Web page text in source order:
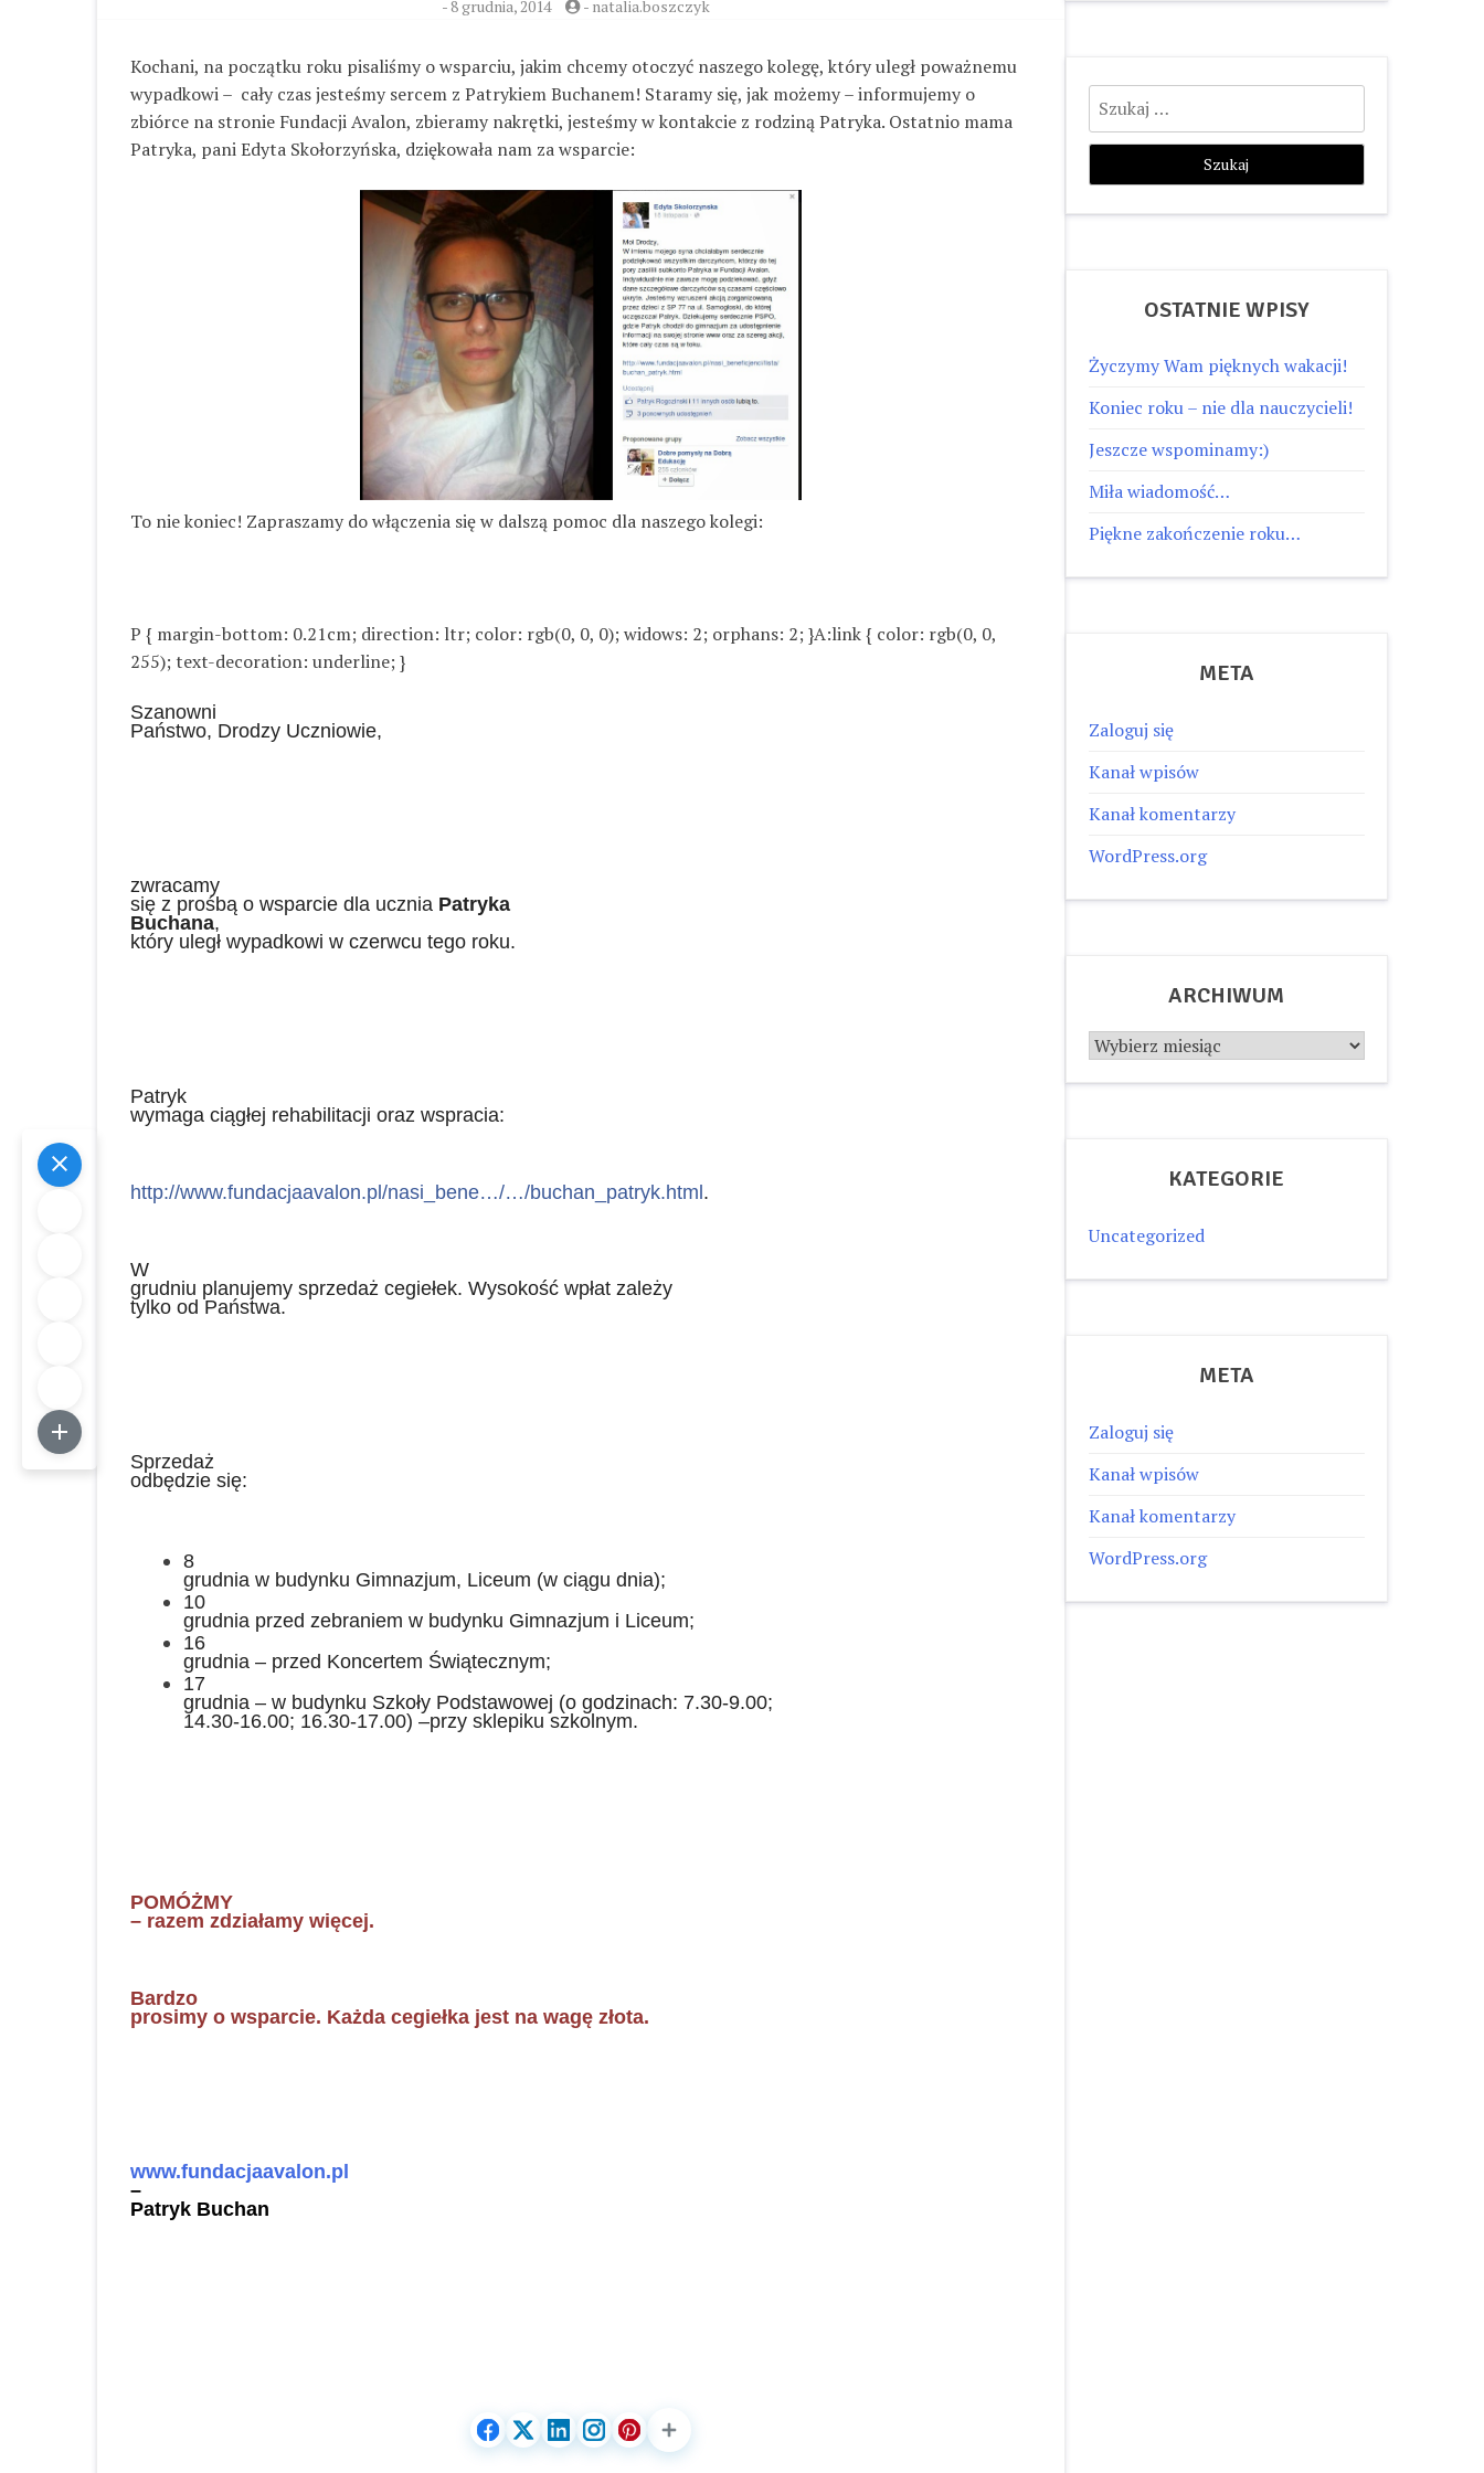
-8 grudnia, 2014 - natalia.boszczyk
Kochani, na początku roku pisaliśmy o wsparciu, jakim chcemy otoczyć naszego kolegę, który uległ poważnemu
wypadkowi – cały czas jesteśmy sercem z Patrykiem Buchanem! Staramy się, jak możemy – informujemy o
zbiórce na stronie Fundacji Avalon, zbieramy nakrętki, jesteśmy w kontakcie z rodziną Patryka. Ostatnio mama
Patryka, pani Edyta Skołorzyńska, dziękowała nam za wsparcie:
To nie koniec! Zapraszamy do włączenia się w dalszą pomoc dla naszego kolegi:
P { margin-bottom: 0.21cm; direction: ltr; color: rgb(0, 0, 0); widows: 2; orphans: 2; }A:link { color: rgb(0, 0,
255); text-decoration: underline; }
Szanowni
Państwo, Drodzy Uczniowie,
zwracamy
się z prośbą o wsparcie dla ucznia Patryka
Buchana,
który uległ wypadkowi w czerwcu tego roku.
Patryk
wymaga ciągłej rehabilitacji oraz wspracia:
http://www.fundacjaavalon.pl/nasi_bene…/…/buchan_patryk.html.
W
grudniu planujemy sprzedaż cegiełek. Wysokość wpłat zależy
tylko od Państwa.
Sprzedaż
odbędzie się:
8
grudnia w budynku Gimnazjum, Liceum (w ciągu dnia);
10
grudnia przed zebraniem w budynku Gimnazjum i Liceum;
16
grudnia – przed Koncertem Świątecznym;
17
grudnia – w budynku Szkoły Podstawowej (o godzinach: 7.30-9.00;
14.30-16.00; 16.30-17.00) –przy sklepiku szkolnym.
POMÓŻMY
– razem zdziałamy więcej.
Bardzo
prosimy o wsparcie. Każda cegiełka jest na wagę złota.
www.fundacjaavalon.pl
–
Patryk Buchan
Szukaj:
OSTATNIE WPISY
Życzymy Wam pięknych wakacji!
Koniec roku – nie dla nauczycieli!
Jeszcze wspominamy:)
Miła wiadomość…
Piękne zakończenie roku…
META
Zaloguj się
Kanał wpisów
Kanał komentarzy
WordPress.org
ARCHIWUM
Archiwum
KATEGORIE
Uncategorized
META
Zaloguj się
Kanał wpisów
Kanał komentarzy
WordPress.org